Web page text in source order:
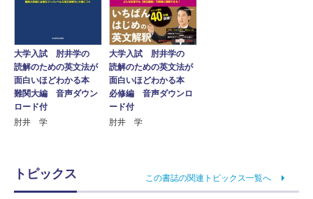
大学入試 肘井学の
読解のための英文法が
面白いほどわかる本
難関大編 音声ダウン
ロード付
肘井 学
大学入試 肘井学の
読解のための英文法が
面白いほどわかる本
必修編 音声ダウンロ
ード付
肘井 学
トピックス この書誌の関連トピックス一覧へ